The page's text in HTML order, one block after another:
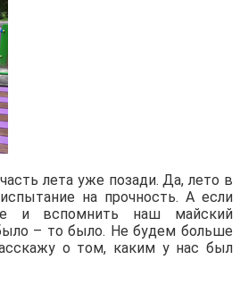
лета уже позади. Да, лето в
на прочность. А если
и вспомнить наш майский
– то было. Не будем больше
о том, каким у нас был